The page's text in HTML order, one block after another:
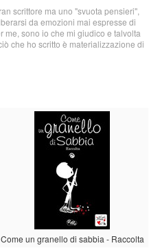
scrittore ma uno "svuota pensieri",
da emozioni mai espresse di
me, sono io che mi giudico e talvolta
che ho scritto è materializzazione di
Come un granello di sabbia - Raccolta